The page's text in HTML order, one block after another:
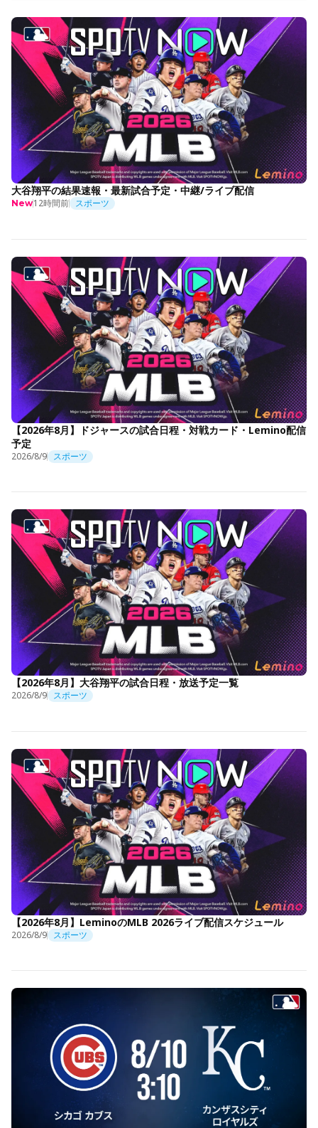
大谷翔平の結果速報・最新試合予定・中継/ライブ配信
New12時間前 スポーツ
【2026年8月】ドジャースの試合日程・対戦カード・Lemino配信
予定
2026/8/9 スポーツ
【2026年8月】大谷翔平の試合日程・放送予定一覧
2026/8/9 スポーツ
【2026年8月】LeminoのMLB 2026ライブ配信スケジュール
2026/8/9 スポーツ